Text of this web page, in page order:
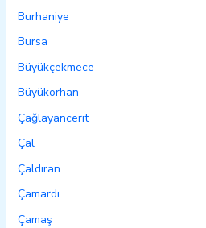
Burhaniye
Bursa
Büyükçekmece
Büyükorhan
Çağlayancerit
Çal
Çaldıran
Çamardı
Çamaş